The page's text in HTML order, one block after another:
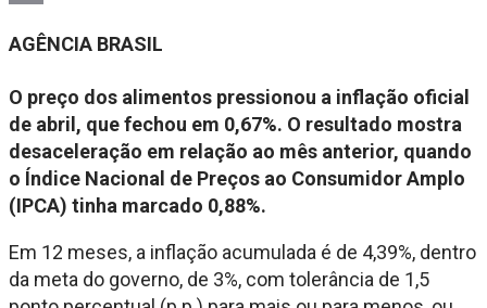
AGÊNCIA BRASIL
O preço dos alimentos pressionou a inflação oficial
de abril, que fechou em 0,67%. O resultado mostra
desaceleração em relação ao mês anterior, quando
o Índice Nacional de Preços ao Consumidor Amplo
(IPCA) tinha marcado 0,88%.
Em 12 meses, a inflação acumulada é de 4,39%, dentro
da meta do governo, de 3%, com tolerância de 1,5